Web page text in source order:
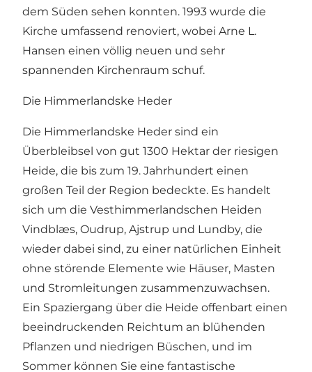
dem Süden sehen konnten. 1993 wurde die
Kirche umfassend renoviert, wobei Arne L.
Hansen einen völlig neuen und sehr
spannenden Kirchenraum schuf.
Die Himmerlandske Heder
Die Himmerlandske Heder sind ein
Überbleibsel von gut 1300 Hektar der riesigen
Heide, die bis zum 19. Jahrhundert einen
großen Teil der Region bedeckte. Es handelt
sich um die Vesthimmerlandschen Heiden
Vindblæs, Oudrup, Ajstrup und Lundby, die
wieder dabei sind, zu einer natürlichen Einheit
ohne störende Elemente wie Häuser, Masten
und Stromleitungen zusammenzuwachsen.
Ein Spaziergang über die Heide offenbart einen
beeindruckenden Reichtum an blühenden
Pflanzen und niedrigen Büschen, und im
Sommer können Sie eine fantastische